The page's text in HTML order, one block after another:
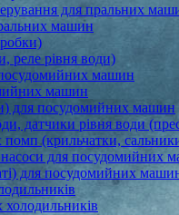
для пральних
машин
реле рівня води)
машин
машин
для посудомийних машин
датчики рівня води
(крильчатки,
для посудомийних
для посудомийних